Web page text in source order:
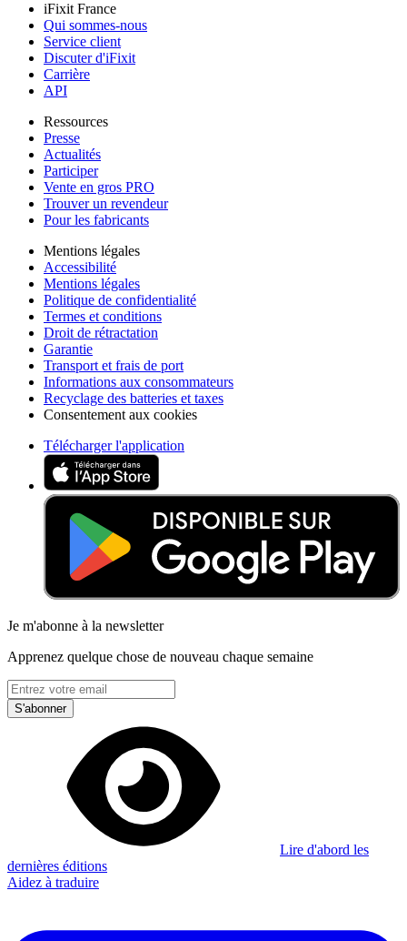
iFixit France
Qui sommes-nous
Service client
Discuter d'iFixit
Carrière
API
Ressources
Presse
Actualités
Participer
Vente en gros PRO
Trouver un revendeur
Pour les fabricants
Mentions légales
Accessibilité
Mentions légales
Politique de confidentialité
Termes et conditions
Droit de rétractation
Garantie
Transport et frais de port
Informations aux consommateurs
Recyclage des batteries et taxes
Consentement aux cookies
Télécharger l'application
Je m'abonne à la newsletter
Apprenez quelque chose de nouveau chaque semaine
S'abonner
Lire d'abord les
dernières éditions
Aidez à traduire